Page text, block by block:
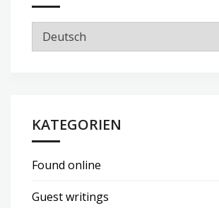
KATEGORIEN
Found online
Guest writings